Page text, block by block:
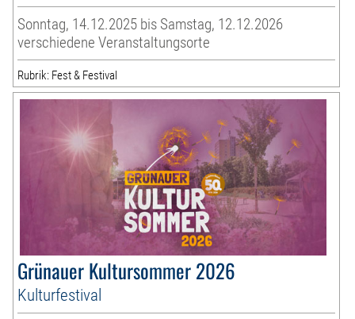
Sonntag, 14.12.2025 bis Samstag, 12.12.2026
verschiedene Veranstaltungsorte
Rubrik: Fest & Festival
Grünauer Kultursommer 2026
Kulturfestival